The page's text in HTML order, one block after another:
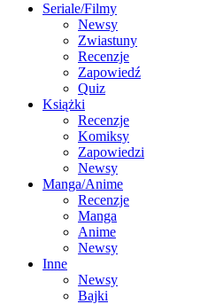
Seriale/Filmy
Newsy
Zwiastuny
Recenzje
Zapowiedź
Quiz
Książki
Recenzje
Komiksy
Zapowiedzi
Newsy
Manga/Anime
Recenzje
Manga
Anime
Newsy
Inne
Newsy
Bajki